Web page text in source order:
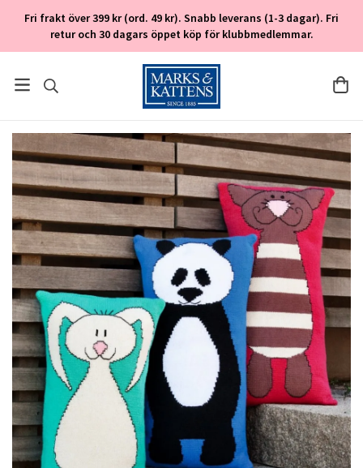
Fri frakt över 399 kr (ord. 49 kr). Snabb leverans (1-3 dagar). Fri
retur och 30 dagars öppet köp för klubbmedlemmar.